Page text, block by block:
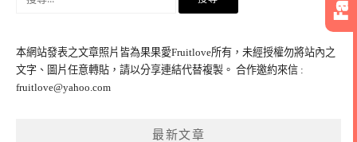
字:
本網站發表之文章照片皆為果果愛Fruitlove所有，未經授權勿將站內之
文字、圖片任意轉貼，請以分享連結代替複製。 合作邀約來信 :
fruitlove@yahoo.com
最新文章